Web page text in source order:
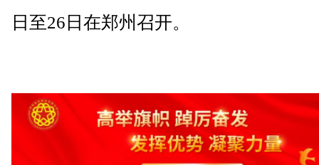
日至26日在郑州召开。